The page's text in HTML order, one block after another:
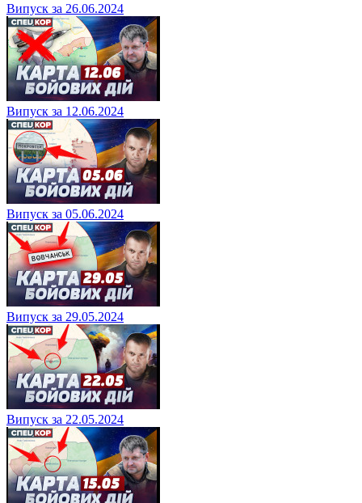
Випуск за 26.06.2024
Випуск за 12.06.2024
Випуск за 05.06.2024
Випуск за 29.05.2024
Випуск за 22.05.2024